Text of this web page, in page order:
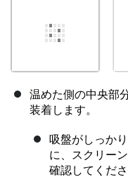
温めた側の中央部
装着します。
吸盤がしっか
に、スクリー
確認してくださ